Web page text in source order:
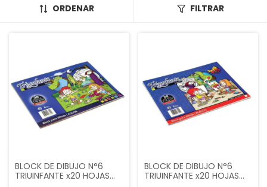
ORDENAR FILTRAR
BLOCK DE DIBUJO N°6
TRIUINFANTE x20 HOJAS
BLOCK DE DIBUJO N°6
TRIUINFANTE x20 HOJAS